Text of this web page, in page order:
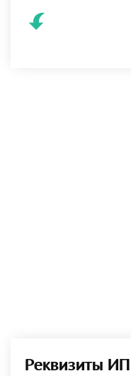
Реквизиты